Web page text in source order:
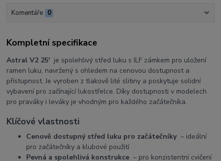
Komentáře 0
Kompletní specifikace
Astral V2 25' je spolehlivý střed luku s ILF zámkem pro uložení
ramen luku, navržený s ohledem na cenovou dostupnost a
přístupnost. Je vyroben z tlakově lité slitiny a poskytuje solidní
vybavení pro začínající lukostřelce. Díky dostupnosti v modelech
pro praváky i leváky je vhodným pro každého začátečníka.
Klíčové vlastnosti
Cenově dostupný střed luku pro začátečníky – ideální
pro začátečníky a klubové použití
Pevná a spolehlivá konstrukce – pro konzistentní cvičení